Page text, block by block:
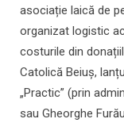
asociație laică de
organizat logistic
costurile din
Catolică Beiuș,
„Practic” (prin
sau Gheorghe